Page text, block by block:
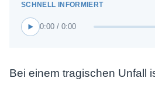
0:00 / 0:00
Bei einem tragischen Unfall